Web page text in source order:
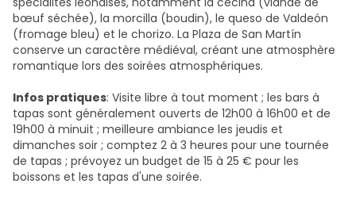
bœuf séchée), la morcilla (boudin), le queso de Valdeón
(fromage bleu) et le chorizo. La Plaza de San Martín
conserve un caractère médiéval, créant une atmosphère
romantique lors des soirées atmosphériques.
Infos pratiques: Visite libre à tout moment ; les bars à
tapas sont généralement ouverts de 12h00 à 16h00 et de
19h00 à minuit ; meilleure ambiance les jeudis et
dimanches soir ; comptez 2 à 3 heures pour une tournée
de tapas ; prévoyez un budget de 15 à 25 € pour les
boissons et les tapas d'une soirée.